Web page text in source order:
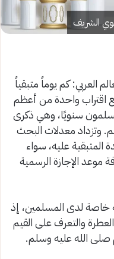
الشريف
العربي: كم يوماً متبقياً
2026؟، خاصة مع اقتراب واحدة من أعظم
سنويًا، وهي ذكرى
وتزداد معدلات البحث
المتبقية عليه، سواء
موعد الإجازة الرسمية
خاصة لدى المسلمين، إذ
والتعرف على القيم
صلى الله عليه وسلم.